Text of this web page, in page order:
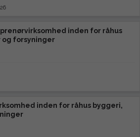
inden for råhus
og forsyninger
inden for råhus byggeri,